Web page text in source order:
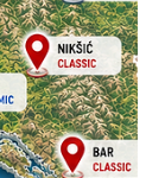
на
знать
в